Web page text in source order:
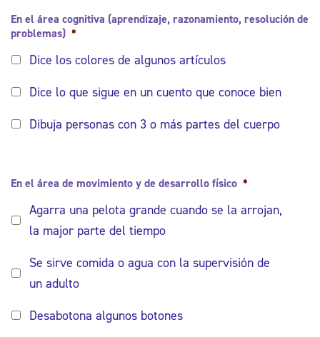
En el área cognitiva (aprendizaje, razonamiento, resolución de
problemas) *
Dice los colores de algunos artículos
Dice lo que sigue en un cuento que conoce bien
Dibuja personas con 3 o más partes del cuerpo
En el área de movimiento y de desarrollo físico *
Agarra una pelota grande cuando se la arrojan,
la major parte del tiempo
Se sirve comida o agua con la supervisión de
un adulto
Desabotona algunos botones